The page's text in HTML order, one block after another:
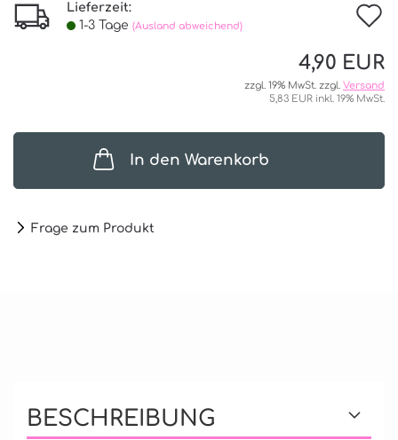
Lieferzeit:
1-3 Tage (Ausland abweichend)
4,90 EUR
zzgl. 19% MwSt. zzgl. Versand
5,83 EUR inkl. 19% MwSt.
In den Warenkorb
Frage zum Produkt
BESCHREIBUNG